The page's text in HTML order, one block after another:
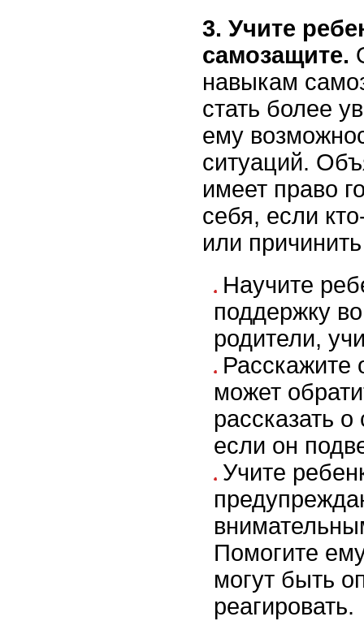
3. Учите
самозащите.
навыкам
стать более
ему
ситуаций.
имеет право
себя, если
или
Научите
поддержку
родители,
Расскажите
может
рассказать
если он
Учите
Помогите
могут быть
реагировать.